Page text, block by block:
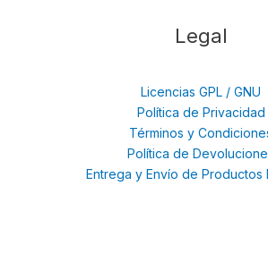
Legal
Licencias GPL / GNU
Política de Privacidad
Términos y
Política de
Entrega y Envío de Productos